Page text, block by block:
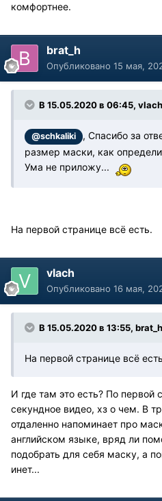
комфортнее.
brat_h
Опубликовано 15 мая,
В 15.05.2020 в 06:45,
@schkaliki
, Спасибо за
размер маски, как
Ума не приложу...
На первой странице всё есть.
vlach
Опубликовано 16 мая,
В 15.05.2020 в 13:55,
На первой странице всё
И где там это есть? По первой
секундное видео, хз о чем. В
отдаленно напоминает про
английском языке, вряд ли
подобрать для себя маску, а
инет...